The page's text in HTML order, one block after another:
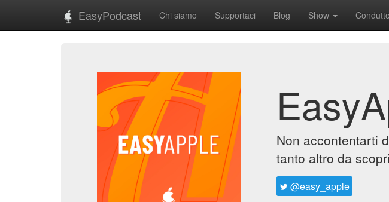
EasyPodcast Chi siamo Supportaci Blog Show
Non accontentarti
tanto altro da
@easy_apple